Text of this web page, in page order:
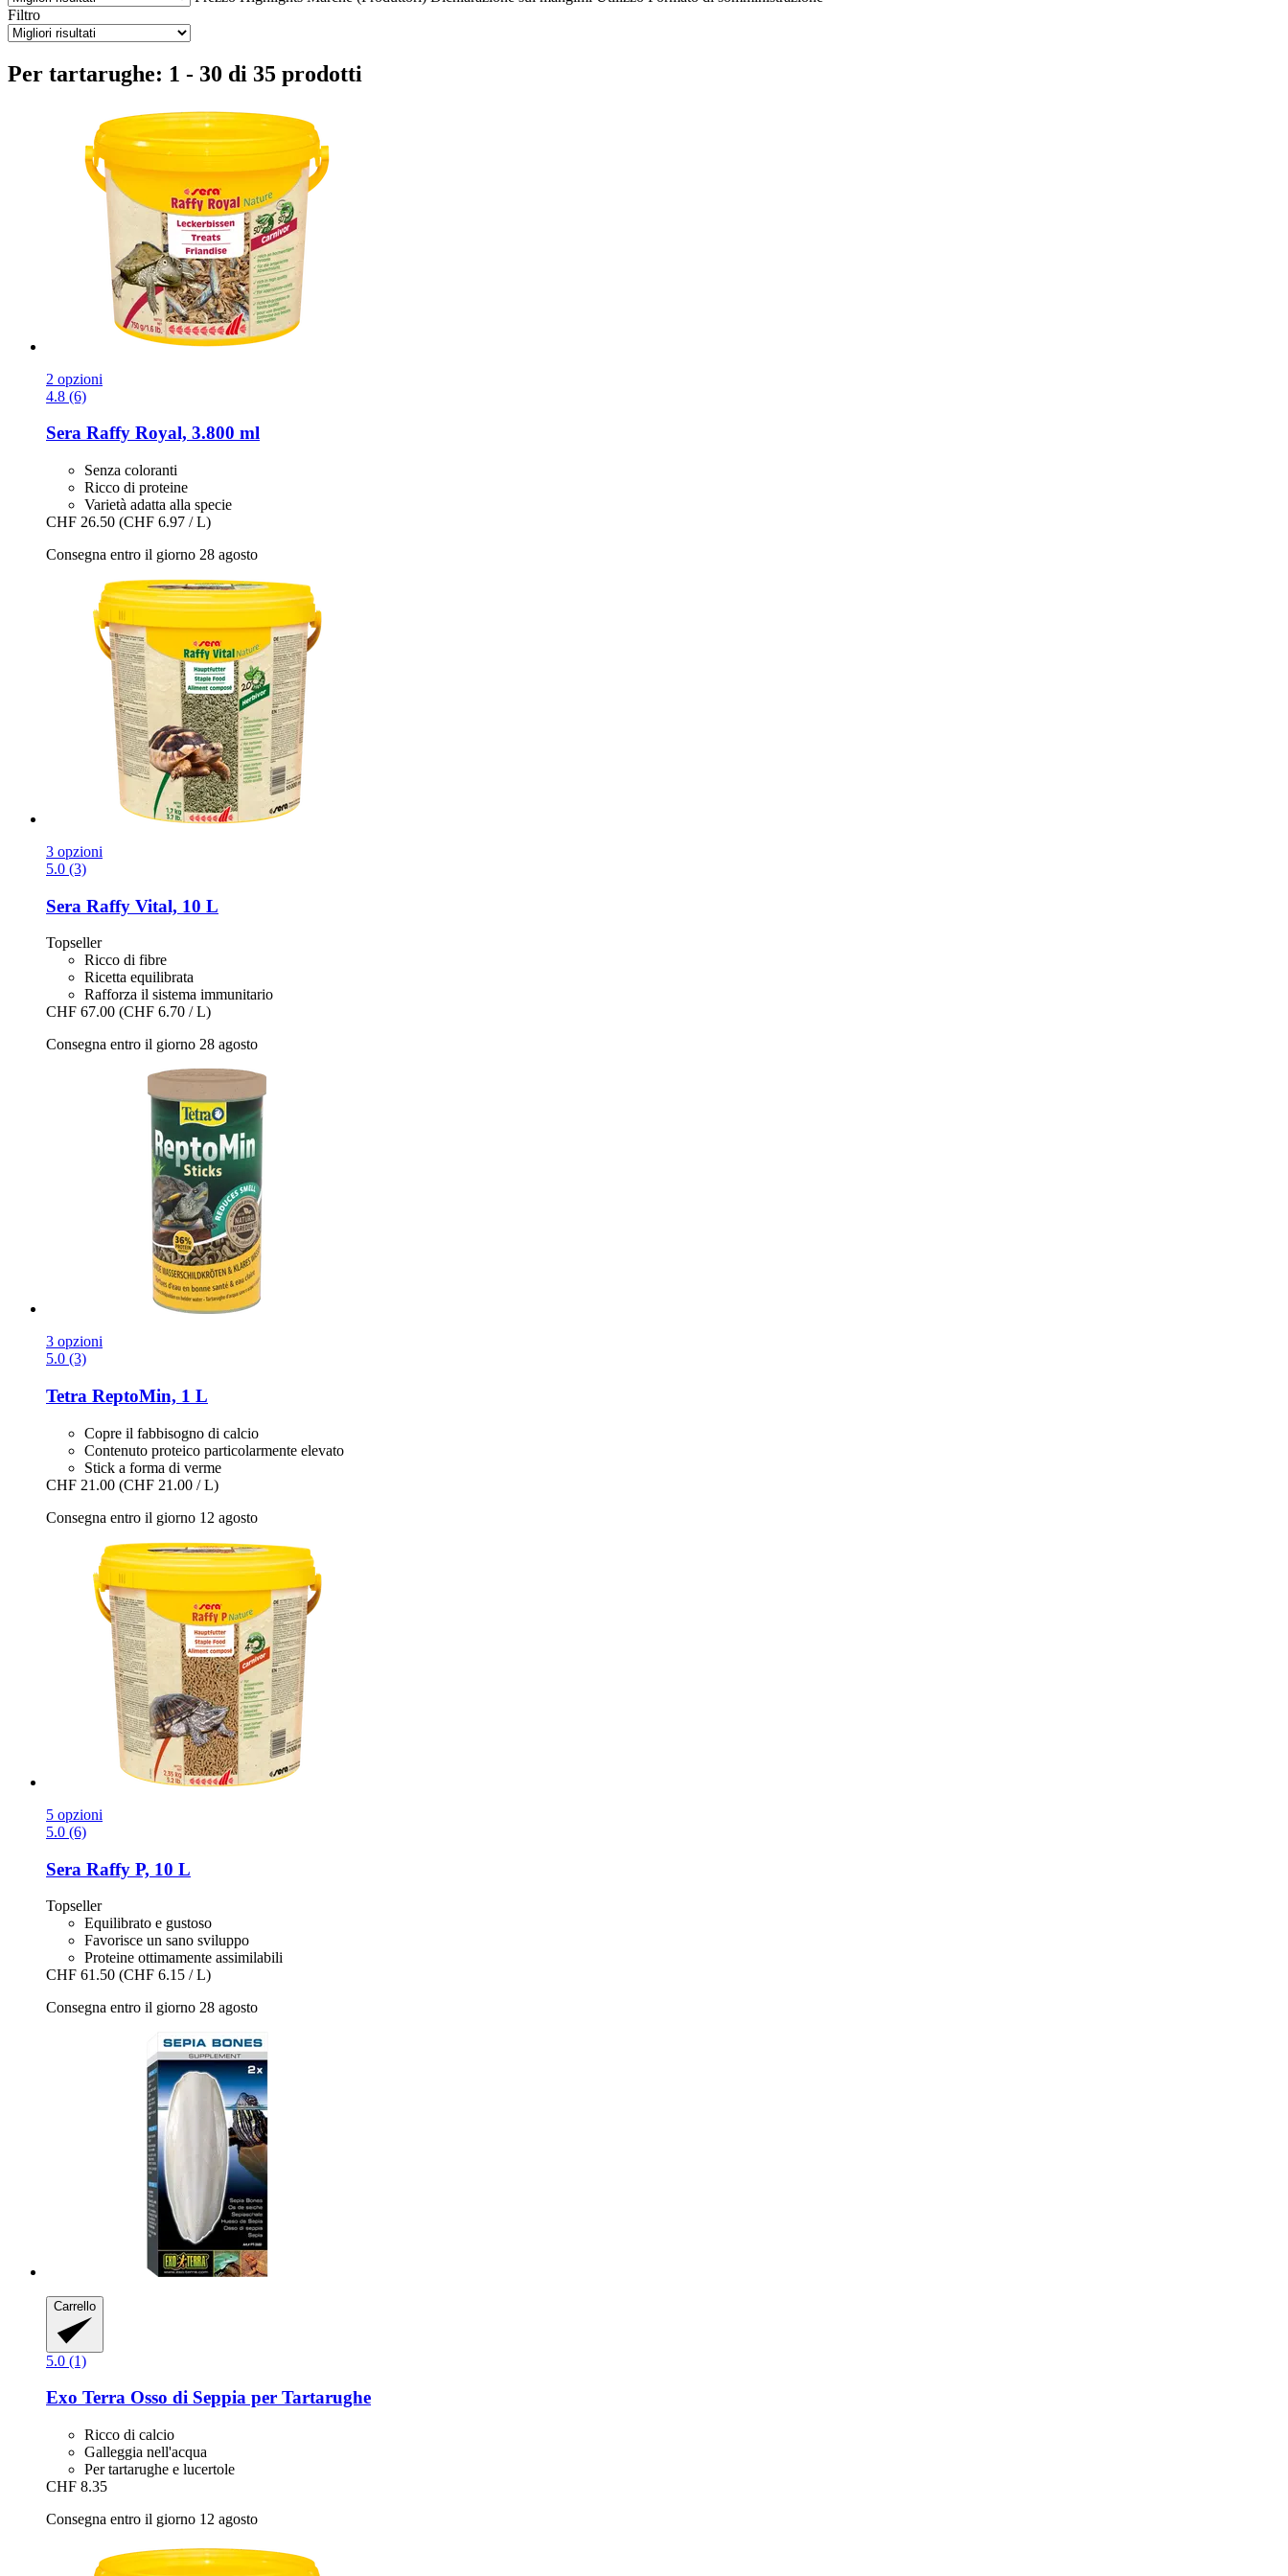
Filtro
Per tartarughe: 1 - 30 di 35 prodotti
2 opzioni
4.8 (6)
Sera Raffy Royal, 3.800 ml
Senza coloranti
Ricco di proteine
Varietà adatta alla specie
CHF 26.50 (CHF 6.97 / L)
Consegna entro il giorno 28 agosto
3 opzioni
5.0 (3)
Sera Raffy Vital, 10 L
Topseller
Ricco di fibre
Ricetta equilibrata
Rafforza il sistema immunitario
CHF 67.00 (CHF 6.70 / L)
Consegna entro il giorno 28 agosto
3 opzioni
5.0 (3)
Tetra ReptoMin, 1 L
Copre il fabbisogno di calcio
Contenuto proteico particolarmente elevato
Stick a forma di verme
CHF 21.00 (CHF 21.00 / L)
Consegna entro il giorno 12 agosto
5 opzioni
5.0 (6)
Sera Raffy P, 10 L
Topseller
Equilibrato e gustoso
Favorisce un sano sviluppo
Proteine ottimamente assimilabili
CHF 61.50 (CHF 6.15 / L)
Consegna entro il giorno 28 agosto
Carrello
5.0 (1)
Exo Terra Osso di Seppia per Tartarughe
Ricco di calcio
Galleggia nell'acqua
Per tartarughe e lucertole
CHF 8.35
Consegna entro il giorno 12 agosto